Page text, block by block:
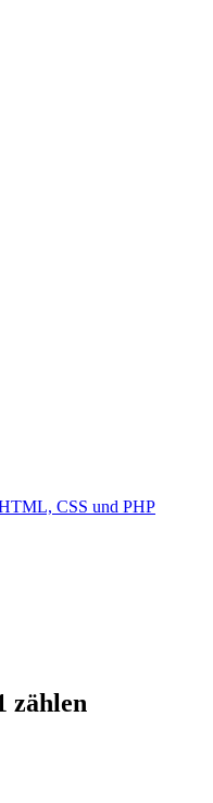
CSS und PHP
zählen